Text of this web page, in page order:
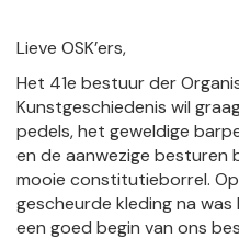
Lieve OSK’ers,
Het 41e bestuur der
Kunstgeschiedenis wil
pedels, het geweldige
en de aanwezige besturen
mooie constitutieborrel. Op
gescheurde kleding na
een goed begin van ons